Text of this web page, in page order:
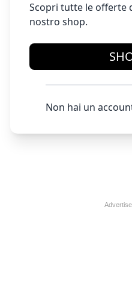
Scopri tutte le offerte
nostro shop.
Non hai un